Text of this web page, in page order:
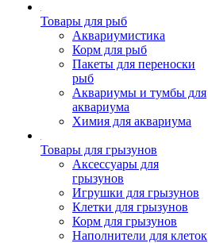
Товары для рыб
Аквариумистика
Корм для рыб
Пакеты для переноски
рыб
Аквариумы и тумбы для
аквариума
Химия для аквариума
Товары для грызунов
Аксессуары для
грызунов
Игрушки для грызунов
Клетки для грызунов
Корм для грызунов
Наполнители для клеток